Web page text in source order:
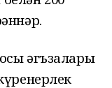
әгъзалары